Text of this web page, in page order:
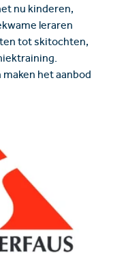
nu kinderen,
leraren
tot skitochten,
het aanbod